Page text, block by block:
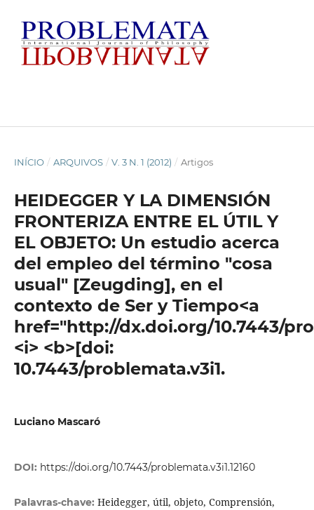
INÍCIO / ARQUIVOS / V. 3 N. 1 (2012) / Artigos
HEIDEGGER Y LA DIMENSIÓN
FRONTERIZA ENTRE EL ÚTIL Y
EL OBJETO: Un estudio acerca
del empleo del término "cosa
usual" [Zeugding], en el
contexto de Ser y Tiempo<a
href="http://dx.doi.org/10.7443/
<i> <b>[doi:
10.7443/problemata.v3i1.
Luciano Mascaró
DOI: https://doi.org/10.7443/problemata.v3i1.12160
Palavras-chave: Heidegger, útil, objeto, Comprensión,